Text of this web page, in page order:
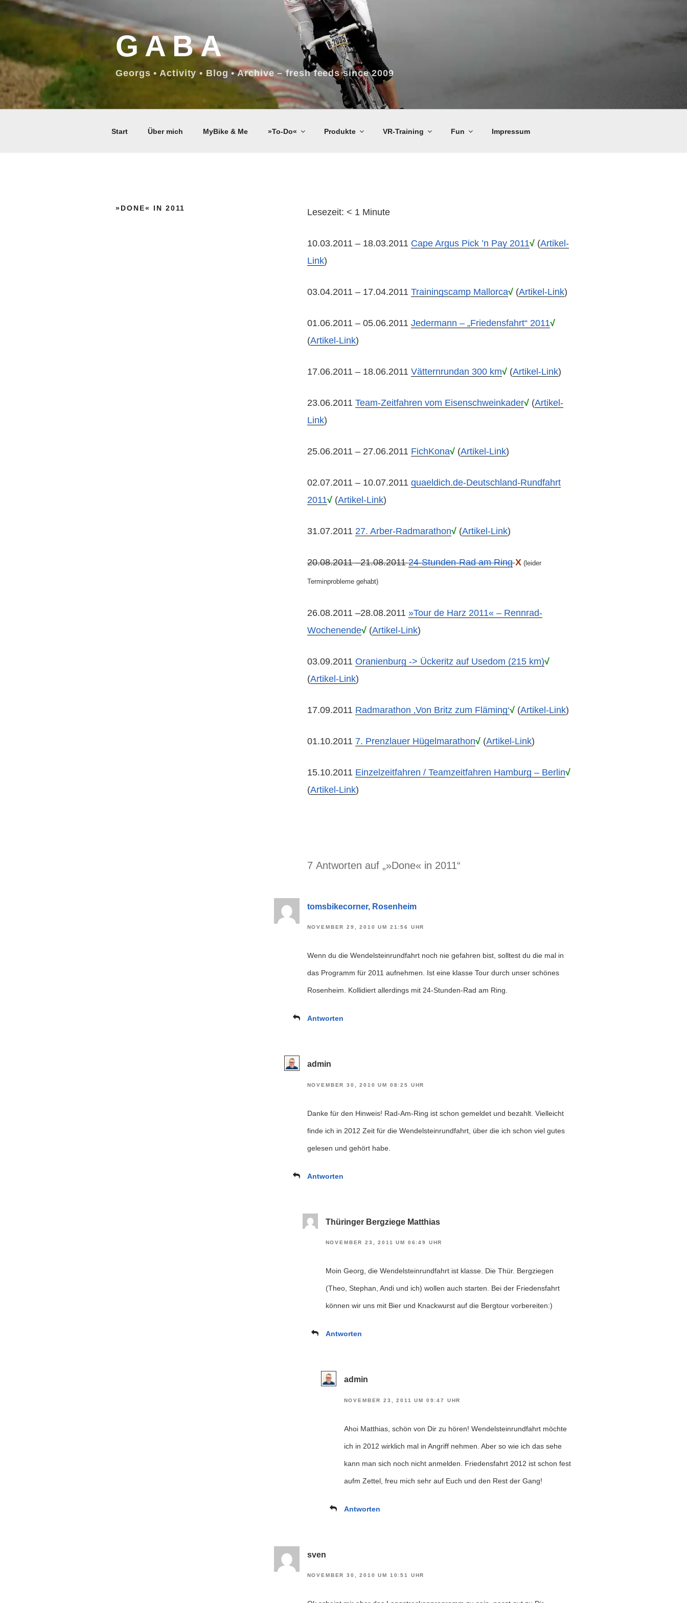
GABA
Georgs • Activity • Blog • Archive – fresh feeds since 2009
Start Über mich MyBike & Me »To-Do« Produkte VR-Training Fun Impressum
»DONE« IN 2011 Lesezeit: < 1 Minute
10.03.2011 – 18.03.2011 Cape Argus Pick ’n Pay 2011√(Artikel-
Link)
03.04.2011 – 17.04.2011 Trainingscamp Mallorca√(Artikel-Link)
01.06.2011 – 05.06.2011 Jedermann – „Friedensfahrt“ 2011√
(Artikel-Link)
17.06.2011 – 18.06.2011 Vätternrundan 300 km√(Artikel-Link)
23.06.2011 Team-Zeitfahren vom Eisenschweinkader√(Artikel-
Link)
25.06.2011 – 27.06.2011 FichKona√(Artikel-Link)
02.07.2011 – 10.07.2011 quaeldich.de-Deutschland-Rundfahrt
2011√(Artikel-Link)
31.07.2011 27. Arber-Radmarathon√(Artikel-Link)
20.08.2011 –21.08.201124-Stunden-Rad am Ring X(leider
Terminprobleme gehabt)
26.08.2011 –28.08.2011 »Tour de Harz 2011« – Rennrad-
Wochenende√(Artikel-Link)
03.09.2011 Oranienburg -> Ückeritz auf Usedom (215 km)√
(Artikel-Link)
17.09.2011 Radmarathon ‚Von Britz zum Fläming‘√(Artikel-Link)
01.10.2011 7. Prenzlauer Hügelmarathon√(Artikel-Link)
15.10.2011 Einzelzeitfahren / Teamzeitfahren Hamburg – Berlin√
(Artikel-Link)
7 Antworten auf „»Done« in 2011“
tomsbikecorner, Rosenheim
NOVEMBER 29, 2010 UM 21:56 UHR
Wenn du die Wendelsteinrundfahrt noch nie gefahren bist, solltest du die mal in
das Programm für 2011 aufnehmen. Ist eine klasse Tour durch unser schönes
Rosenheim. Kollidiert allerdings mit 24-Stunden-Rad am Ring.
Antworten
admin
NOVEMBER 30, 2010 UM 08:25 UHR
Danke für den Hinweis! Rad-Am-Ring ist schon gemeldet und bezahlt. Vielleicht
finde ich in 2012 Zeit für die Wendelsteinrundfahrt, über die ich schon viel gutes
gelesen und gehört habe.
Antworten
Thüringer Bergziege Matthias
NOVEMBER 23, 2011 UM 06:49 UHR
Moin Georg, die Wendelsteinrundfahrt ist klasse. Die Thür. Bergziegen
(Theo, Stephan, Andi und ich) wollen auch starten. Bei der Friedensfahrt
können wir uns mit Bier und Knackwurst auf die Bergtour vorbereiten:)
Antworten
admin
NOVEMBER 23, 2011 UM 09:47 UHR
Ahoi Matthias, schön von Dir zu hören! Wendelsteinrundfahrt möchte
ich in 2012 wirklich mal in Angriff nehmen. Aber so wie ich das sehe
kann man sich noch nicht anmelden. Friedensfahrt 2012 ist schon fest
aufm Zettel, freu mich sehr auf Euch und den Rest der Gang!
Antworten
sven
NOVEMBER 30, 2010 UM 10:51 UHR